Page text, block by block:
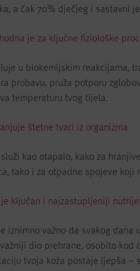
a čak 70% dječjeg i sastavni
je za ključne fiziološke
u biokemijskim reakcijama,
probavu, pruža potporu
temperaturu tvog tijela.
štetne tvari iz organizma
kao otapalo, kako za
tako i za otpadne spojeve koji
ključan i najzastupljeniji
iznimno važno da svakog dana
dio prehrane, osobito kod
tvoja koža postaje ljepša –